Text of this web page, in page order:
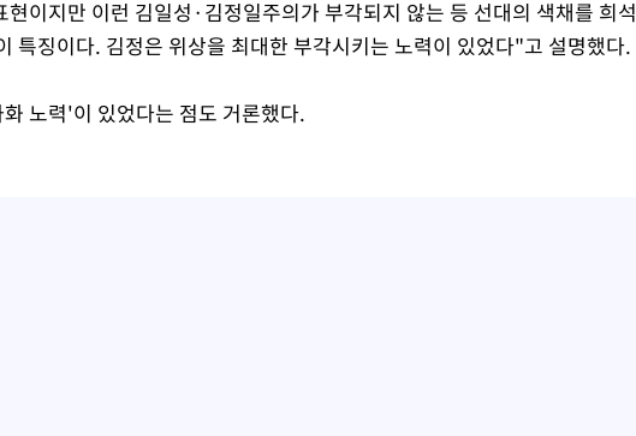
이지만 이런 김일성·김정일주의가 부각되지 않는 등 선대의 색채를 희석
특징이다. 김정은 위상을 최대한 부각시키는 노력이 있었다"고 설명했다.
노력'이 있었다는 점도 거론했다.